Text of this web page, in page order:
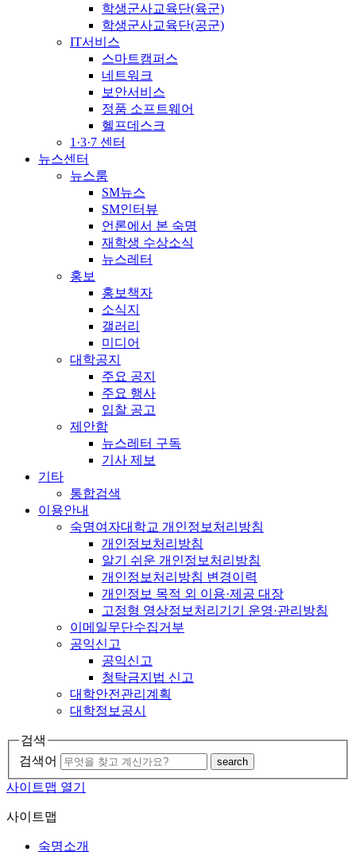
학생군사교육단(육군)
학생군사교육단(공군)
IT서비스
스마트캠퍼스
네트워크
보안서비스
정품 소프트웨어
헬프데스크
1·3·7 센터
뉴스센터
뉴스룸
SM뉴스
SM인터뷰
언론에서 본 숙명
재학생 수상소식
뉴스레터
홍보
홍보책자
소식지
갤러리
미디어
대학공지
주요 공지
주요 행사
입찰 공고
제안함
뉴스레터 구독
기사 제보
기타
통합검색
이용안내
숙명여자대학교 개인정보처리방침
개인정보처리방침
알기 쉬운 개인정보처리방침
개인정보처리방침 변경이력
개인정보 목적 외 이용·제공 대장
고정형 영상정보처리기기 운영·관리방침
이메일무단수집거부
공익신고
공익신고
청탁금지법 신고
대학안전관리계획
대학정보공시
검색
검색어
search
사이트맵 열기
사이트맵
숙명소개